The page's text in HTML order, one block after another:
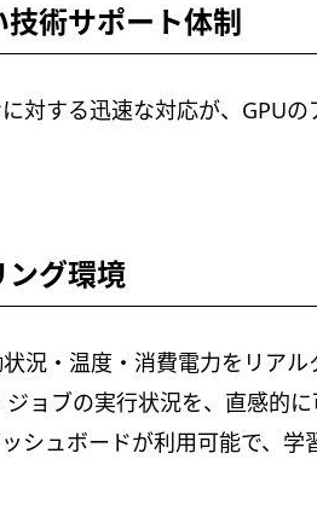
術サポート体制
対する迅速な対応が、GPU
ング環境
況・温度・消費電力をリア
ジョブの実行状況を、直感的
シュボードが利用可能で、